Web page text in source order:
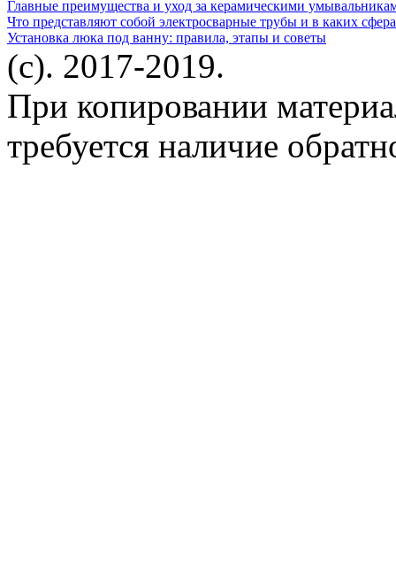
Главные преимущества и уход за керамическими
Что представляют собой электросварные трубы и в каких
Установка люка под ванну: правила, этапы и советы
(c). 2017-2019.
При копировании
требуется наличие